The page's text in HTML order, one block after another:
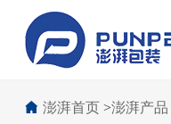
澎湃首页>澎湃产品